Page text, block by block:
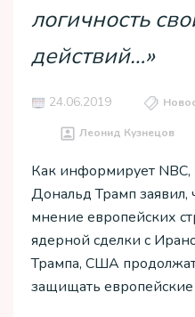
логичность
действий…»
24.06.2019
Леонид Кузнецов
Как информирует
Дональд Трамп заявил,
мнение европейских
ядерной сделки с
Трампа, США продолжат
защищать